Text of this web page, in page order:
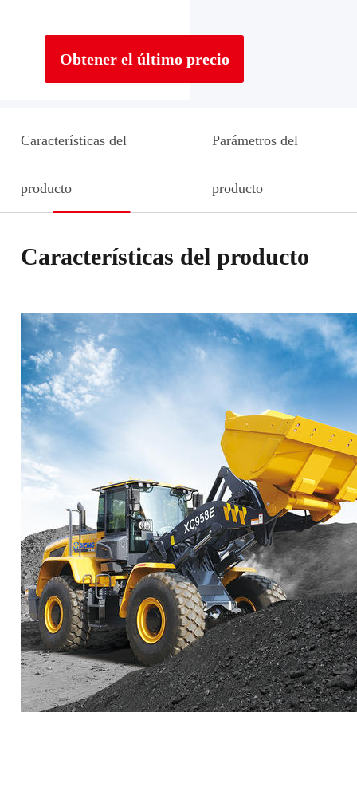
Obtener el último precio
Características del
producto
Parámetros del
producto
Características del producto